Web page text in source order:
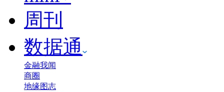
周刊
数据通
金融我闻
商圈
地缘图志